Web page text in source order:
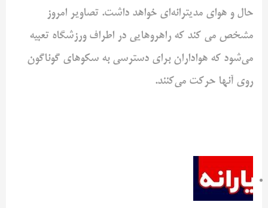
حال و هوای ‌مدیترانه‌ای خواهد داشت. تصاویر امروز
مشخص می کند که راهروهایی ‌در اطراف ورزشگاه تعبیه
می‌شود که هواداران برای دسترسی به ‌سکوهای گوناگون
روی آنها حرکت می‌کنند. ‌